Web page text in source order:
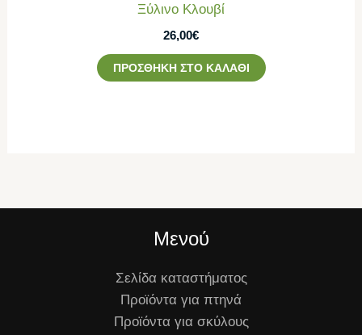
Ξύλινο Κλουβί
26,00€
ΠΡΟΣΘΉΚΗ ΣΤΟ ΚΑΛΆΘΙ
Μενού
Σελίδα καταστήματος
Προϊόντα για πτηνά
Προϊόντα για σκύλους